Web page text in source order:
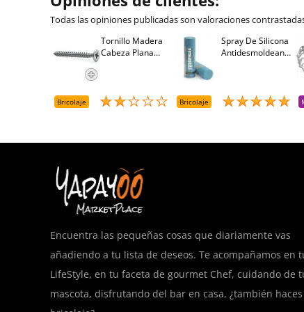
Todas las opiniones publicadas son valoraciones
Tornillo Madera
Cabeza Plana
Bricolaje
Spray De Silicona
Antidesmoldeante
Bricolaje
Encuentra las pequeñas cosas que diariamente vas
añadiendo a tu lista de deseos. Te acompañamos en
LifeStyle, en tu faceta de gourmet Chef, cuidando de
mascota, disfrutando del bar en casa, ¿también haces